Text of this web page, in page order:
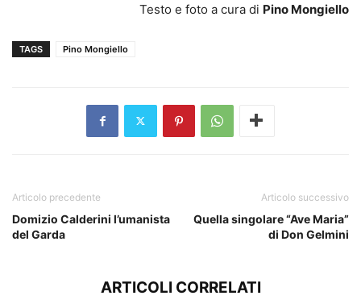
Testo e foto a cura di Pino Mongiello
TAGS Pino Mongiello
Articolo precedente
Domizio Calderini l’umanista
del Garda
Articolo successivo
Quella singolare “Ave Maria”
di Don Gelmini
ARTICOLI CORRELATI